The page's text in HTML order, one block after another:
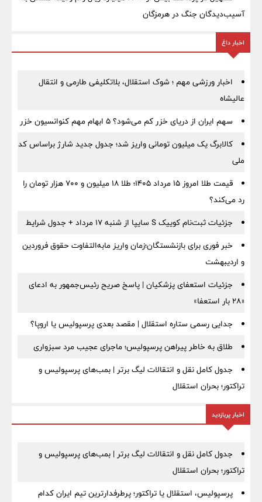
آسیب‌دیدگان جنگ در هرمزگان
اخبار داغ
اخبار ورزشی مهم ؛ شوک استقلال، بلاتکلیفی طارمی و انتقال
عالیشاه
سهم ایران از دریای خزر کم می‌شود؟ ۵ ابهام مهم کنوانسیون خزر
کالابرگ یک میلیون تومانی واریز شد؛ جدول جدید شارژ براساس کد
ملی
قیمت طلا امروز ۱۵ مرداد ۱۴۰۵؛ طلا ۱۸ میلیون و ۷۰۰ هزار تومان را
رد می‌کند؟
جزئیات ثبت‌نام کوییک S سایپا از شنبه ۱۷ مرداد + جدول شرایط
خبر فوری برای بازنشستگان؛زمان واریز مابه‌التفاوت حقوق فروردین
و اردیبهشت
جزئیات استعفای پزشکیان | پاسخ صریح رئیس‌جمهور به ادعای
«۲۸ بار استعفا»
جدایی رسمی ستاره استقلال | مقصد بعدی پرسپولیس یا اروپا؟
طلاق به خاطر پیراهن پرسپولیس؛ ماجرای عجیب مرد سبزواری
جدول کامل نقل و انتقالات لیگ برتر | بمب‌های پرسپولیس و
تراکتور؛ بحران استقلال
اخبار پربازدید
جدول کامل نقل و انتقالات لیگ برتر | بمب‌های پرسپولیس و
تراکتور؛ بحران استقلال
پرسپولیس، استقلال یا تراکتور؛ پرطرفدارترین تیم ایران کدام